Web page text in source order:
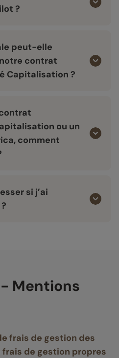
?
peut-elle
contrat
Capitalisation ?
ou un
comment
si j’ai
Mentions
frais de gestion des
de gestion propres